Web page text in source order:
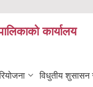
कार्यालय
विधुतीय शुसासन